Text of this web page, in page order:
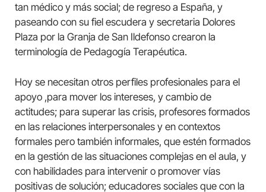
tan médico y más social; de regreso a España, y
paseando con su fiel escudera y secretaria Dolores
Plaza por la Granja de San Ildefonso crearon la
terminología de Pedagogía Terapéutica.
Hoy se necesitan otros perfiles profesionales para el
apoyo ,para mover los intereses, y cambio de
actitudes; para superar las crisis, profesores formados
en las relaciones interpersonales y en contextos
formales pero también informales, que estén formados
en la gestión de las situaciones complejas en el aula, y
con habilidades para intervenir o promover vías
positivas de solución; educadores sociales que con la